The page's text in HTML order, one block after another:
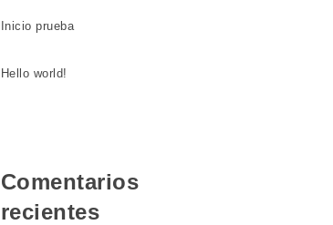
Inicio prueba
Hello world!
Comentarios
recientes